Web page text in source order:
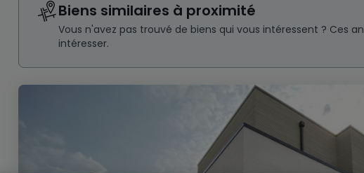
Biens similaires à proximité
Vous n'avez pas trouvé de biens qui vous intéressent ? Ces
intéresser.